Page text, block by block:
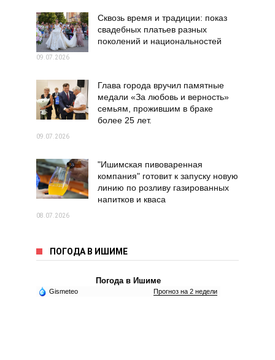
Сквозь время и традиции: показ
свадебных платьев разных
поколений и национальностей
09.07.2026
Глава города вручил памятные
медали «За любовь и верность»
семьям, прожившим в браке
более 25 лет.
09.07.2026
"Ишимская пивоваренная
компания" готовит к запуску новую
линию по розливу газированных
напитков и кваса
08.07.2026
ПОГОДА В ИШИМЕ
Погода в Ишиме
Gismeteo Прогноз на 2 недели